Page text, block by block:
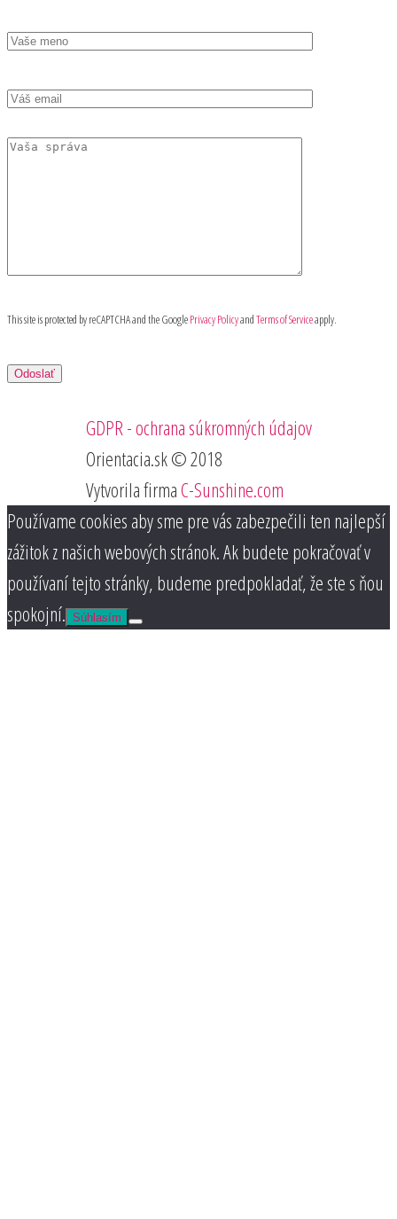
This site is protected by reCAPTCHA and the GooglePrivacy PolicyandTerms of Serviceapply.
GDPR - ochrana súkromných údajov
Orientacia.sk © 2018
Vytvorila firmaC-Sunshine.com
Používame cookies aby sme pre vás zabezpečili ten najlepší
zážitok z našich webových stránok. Ak budete pokračovať v
používaní tejto stránky, budeme predpokladať, že ste s ňou
spokojní. Súhlasím